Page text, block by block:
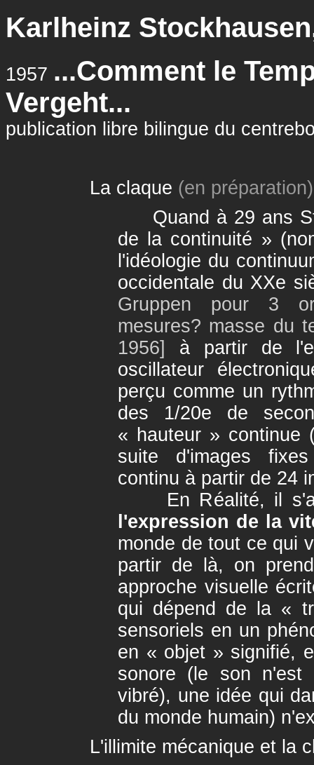
Karlheinz
1957 ...Comment le
Vergeht...
publication libre bilingue du
La claque (en préparation)
Quand à 29 ans
de la continuité »
l'idéologie du
occidentale du XXe
Gruppen pour 3
mesures? masse du
1956]
à partir de
oscillateur
perçu comme un
des 1/20e de
« hauteur » continue
suite d'images
continu à partir de 24
En Réalité, il
l'expression de la
monde de tout ce qui
partir de là, on
approche visuelle
qui dépend de la «
sensoriels en un
en « objet » signifié,
sonore (le son
vibré), une idée qui
du monde humain)
L'illimite mécanique et la